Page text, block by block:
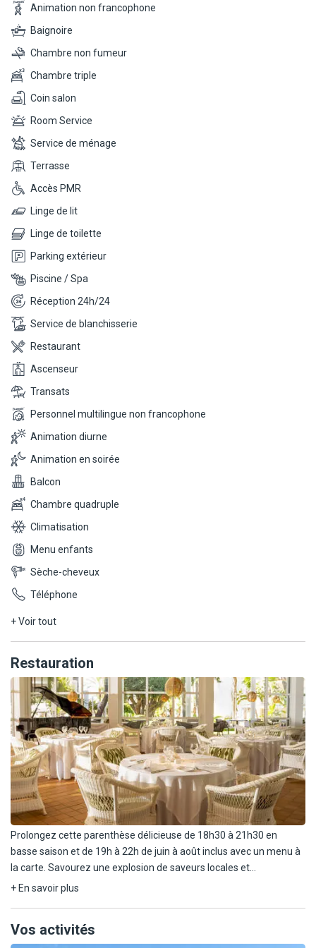
dans une ambiance paisible et raffinée.
téléphone, connexion Wi-Fi et accès au balcon aménagé, vous
offrant une vue sur les jardins. Prenez votre temps pour vous
équipée de produits de la marque Rituals, d'un peignoir et de
chaussons.
Animation non francophone
Baignoire
Chambre non fumeur
Chambre triple
Coin salon
Room Service
Service de ménage
Terrasse
Accès PMR
Linge de lit
Linge de toilette
Parking extérieur
Piscine / Spa
Réception 24h/24
Service de blanchisserie
Restaurant
Ascenseur
Transats
Personnel multilingue non francophone
Animation diurne
Animation en soirée
Balcon
Chambre quadruple
Climatisation
Menu enfants
Sèche-cheveux
Téléphone
+ Voir tout
Restauration
Prolongez cette parenthèse délicieuse de 18h30 à 21h30 en
basse saison et de 19h à 22h de juin à août inclus avec un menu à
la carte. Savourez une explosion de saveurs locales et
internationales combinées à la perfection dans chacun des plats.
ainsi que de vins majorquins élaborés à partir des cépages locaux
+ En savoir plus
Vos activités